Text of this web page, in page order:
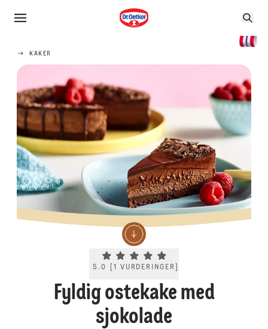
KAKER
Current rating 5.0. Click to rate.
5.0 1 VURDERINGER
Fyldig ostekake med
sjokolade